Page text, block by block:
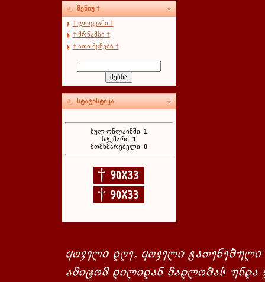
მენიუ †
† ლოცვანი †
† მრწამსი †
† ათი მცნება †
სტატისტიკა
სულ ონლაინში: 1
სტუმარი: 1
მომხმარებელი: 0